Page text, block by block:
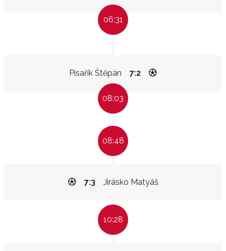
06:31
Písařík Štěpán 7:2
08:03
08:48
Jirásko Matyáš
7:3
10:28